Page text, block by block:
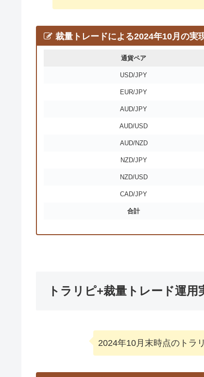
裁量トレードによる2024年10月の実
通貨ペア
USD/JPY
EUR/JPY
AUD/JPY
AUD/USD
AUD/NZD
NZD/JPY
NZD/USD
CAD/JPY
合計
トラリピ+裁量トレード運用
2024年10月末時点のトラ